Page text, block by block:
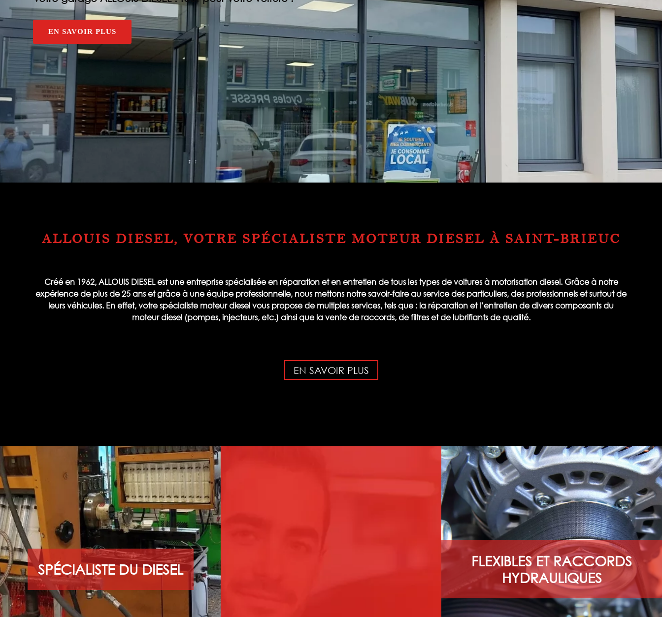
EN SAVOIR PLUS
ALLOUIS DIESEL, VOTRE SPÉCIALISTE MOTEUR DIESEL À SAINT-BRIEUC
Créé en 1962, ALLOUIS DIESEL est une entreprise spécialisée en réparation et en entretien de tous les types de voitures à motorisation diesel. Grâce à notre
expérience de plus de 25 ans et grâce à une équipe professionnelle, nous mettons notre savoir-faire au service des particuliers, des professionnels et surtout de
leurs véhicules. En effet, votre spécialiste moteur diesel vous propose de multiples services, tels que : la réparation et l’entretien de divers composants du
moteur diesel (pompes, injecteurs, etc.) ainsi que la vente de raccords, de filtres et de lubrifiants de qualité.
EN SAVOIR PLUS
SPÉCIALISTE DU DIESEL
FLEXIBLES ET RACCORDS
HYDRAULIQUES